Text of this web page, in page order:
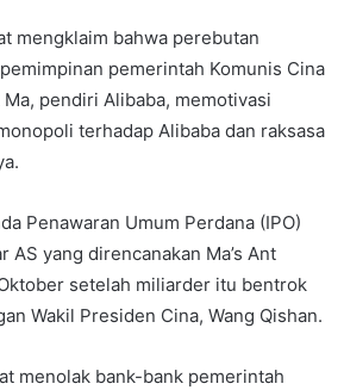
mengklaim bahwa perebutan
pemerintah Komunis Cina
pendiri Alibaba, memotivasi
terhadap Alibaba dan raksasa
Penawaran Umum Perdana (IPO)
AS yang direncanakan Ma’s Ant
setelah miliarder itu bentrok
Wakil Presiden Cina, Wang Qishan.
menolak bank-bank pemerintah